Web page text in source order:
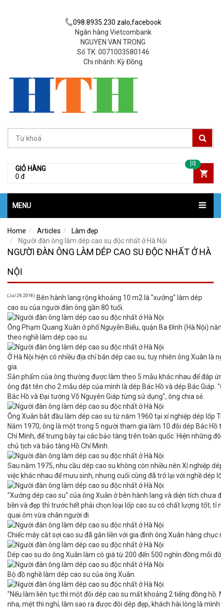
098.8935.230 zalo,facebook
Ngân hàng Vietcombank
NGUYEN VAN TRONG
Số TK: 0071003580146
Chi nhánh: Kỳ Đồng
GIỎ HÀNG
0 đ
[0]
MENU
Home Articles
Làm đẹp
Người đàn ông làm dép cao su độc nhất ở Hà Nội
NGƯỜI ĐÀN ÔNG LÀM DÉP CAO SU ĐỘC NHẤT Ở HÀ
NỘI
(Jul 29, 2018) Bên hành lang rộng khoảng 10 m2 là "xưởng" làm dép
cao su của người đàn ông gần 80 tuổi.
Ông Phạm Quang Xuân ở phố Nguyễn Biểu, quận Ba Đình (Hà Nội)
theo nghề làm dép cao su.
Ở Hà Nội hiện có nhiều địa chỉ bán dép cao su, tuy nhiên ông Xuân
gia.
Sản phẩm của ông thường được làm theo 5 mẫu khác nhau để đáp
ông đặt tên cho 2 mẫu dép của mình là dép Bác Hồ và dép Bác
Bác Hồ và Đại tướng Võ Nguyên Giáp từng sử dụng", ông chia sẻ.
Ông Xuân bắt đầu làm dép cao su từ năm 1960 tại xí nghiệp dép lốp
Năm 1970, ông là một trong 5 người tham gia làm 10 đôi dép Bác
Chí Minh, để trưng bày tại các bảo tàng trên toàn quốc. Hiện những
chủ tịch và bảo tàng Hồ Chí Minh.
Sau năm 1975, nhu cầu dép cao su không còn nhiều nên Xí nghiệp
việc khác nhau để mưu sinh, nhưng cuối cùng đã trở lại với nghề dép
"Xưởng dép cao su" của ông Xuân ở bên hành lang và diện tích chưa
bền và đẹp thì trước hết phải chọn loại lốp cao su có chất lượng tốt;
quai ôm vừa chân người đi.
Chiếc máy cắt sợi cao su đã gắn liền với gia đình ông Xuân hàng chục
Dép cao su do ông Xuân làm có giá từ 200 đến 500 nghìn đồng mỗi
Bộ đồ nghề làm dép cao su của ông Xuân.
"Nếu làm liên tục thì một đôi dép cao su mất khoảng 2 tiếng đồng
nha, mệt thì nghỉ, làm sao ra được đôi dép đẹp, khách hài lòng là